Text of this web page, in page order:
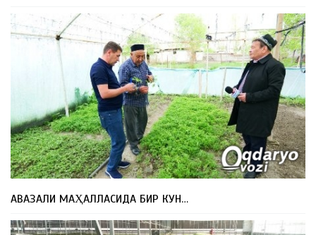
АВАЗАЛИ МАҲАЛЛАСИДА БИР КУН…